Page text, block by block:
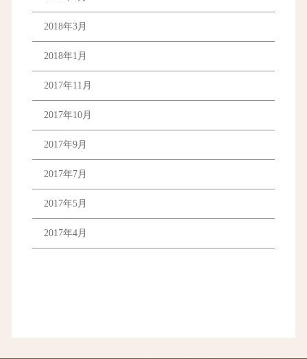
2018年3月
2018年1月
2017年11月
2017年10月
2017年9月
2017年7月
2017年5月
2017年4月